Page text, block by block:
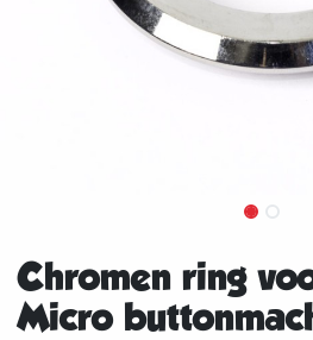
Chromen ring
Micro